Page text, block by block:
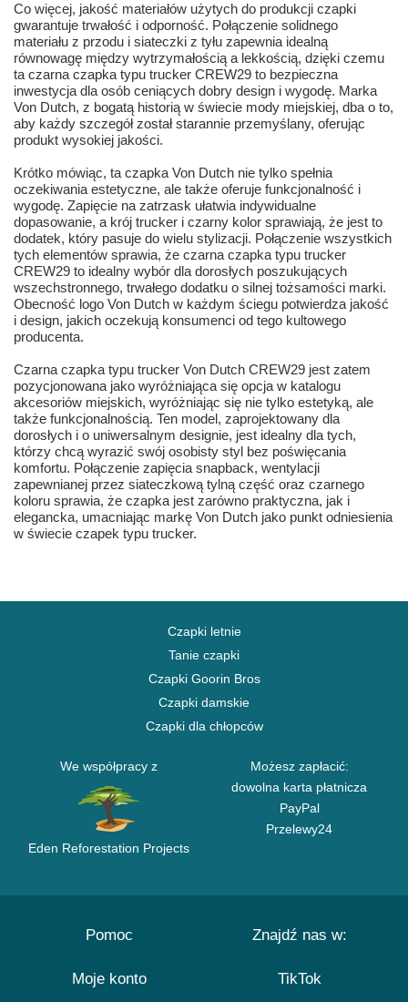
Co więcej, jakość materiałów użytych do produkcji czapki
gwarantuje trwałość i odporność. Połączenie solidnego
materiału z przodu i siateczki z tyłu zapewnia idealną
równowagę między wytrzymałością a lekkością, dzięki czemu
ta czarna czapka typu trucker CREW29 to bezpieczna
inwestycja dla osób ceniących dobry design i wygodę. Marka
Von Dutch, z bogatą historią w świecie mody miejskiej, dba o to,
aby każdy szczegół został starannie przemyślany, oferując
produkt wysokiej jakości.
Krótko mówiąc, ta czapka Von Dutch nie tylko spełnia
oczekiwania estetyczne, ale także oferuje funkcjonalność i
wygodę. Zapięcie na zatrzask ułatwia indywidualne
dopasowanie, a krój trucker i czarny kolor sprawiają, że jest to
dodatek, który pasuje do wielu stylizacji. Połączenie wszystkich
tych elementów sprawia, że czarna czapka typu trucker
CREW29 to idealny wybór dla dorosłych poszukujących
wszechstronnego, trwałego dodatku o silnej tożsamości marki.
Obecność logo Von Dutch w każdym ściegu potwierdza jakość
i design, jakich oczekują konsumenci od tego kultowego
producenta.
Czarna czapka typu trucker Von Dutch CREW29 jest zatem
pozycjonowana jako wyróżniająca się opcja w katalogu
akcesoriów miejskich, wyróżniając się nie tylko estetyką, ale
także funkcjonalnością. Ten model, zaprojektowany dla
dorosłych i o uniwersalnym designie, jest idealny dla tych,
którzy chcą wyrazić swój osobisty styl bez poświęcania
komfortu. Połączenie zapięcia snapback, wentylacji
zapewnianej przez siateczkową tylną część oraz czarnego
koloru sprawia, że czapka jest zarówno praktyczna, jak i
elegancka, umacniając markę Von Dutch jako punkt odniesienia
w świecie czapek typu trucker.
Czapki letnie
Tanie czapki
Czapki Goorin Bros
Czapki damskie
Czapki dla chłopców
We współpracy z
Eden Reforestation Projects
Możesz zapłacić:
dowolna karta płatnicza
PayPal
Przelewy24
Pomoc
Moje konto
Znajdź nas w:
TikTok